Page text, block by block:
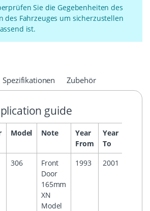
Sie die Gegebenheiten des
des Fahrzeuges um sicherzustellen
ist.
Spezifikationen Zubehör
guide
Model Note
Year
From
Year
To
306
Front
Door
165mm
XN
Model
1993 2001